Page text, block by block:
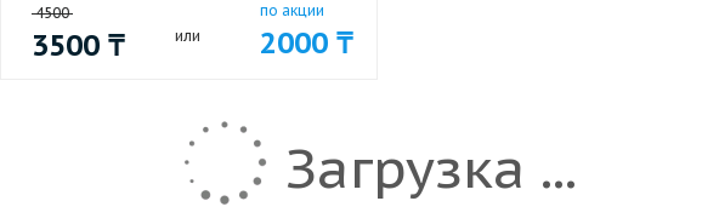
4500
3500 ₸ или
по акции
2000 ₸
Загрузка ...